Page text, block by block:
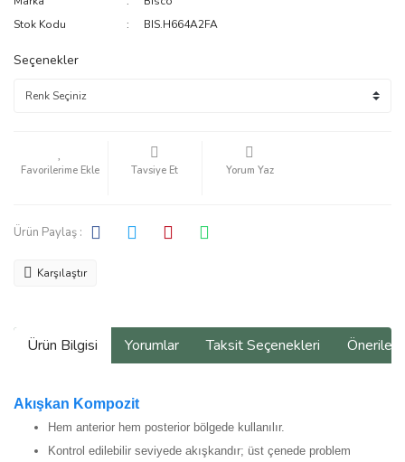
Stok Kodu
BIS.H664A2FA
Seçenekler
Tavsiye Et Yorum Yaz
Ürün Paylaş :
Karşılaştır
Ürün Bilgisi Yorumlar Taksit Seçenekleri
Akışkan Kompozit
Hem anterior hem posterior bölgede kullanılır.
Kontrol edilebilir seviyede akışkandır; üst çenede problem